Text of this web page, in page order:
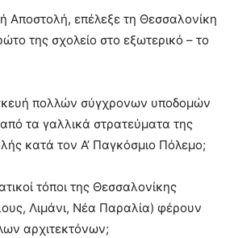
Αποστολή, επέλεξε τη Θεσσαλονίκη
της σχολείο στο εξωτερικό – το
πολλών σύγχρονων υποδομών
από τα γαλλικά στρατεύματα της
κατά τον Α’ Παγκόσμιο Πόλεμο;
τόποι της Θεσσαλονίκης
Λιμάνι, Νέα Παραλία) φέρουν
αρχιτεκτόνων;